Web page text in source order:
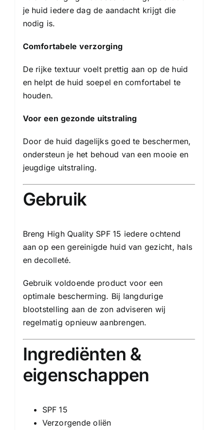
je huid iedere dag de aandacht krijgt die
nodig is.
Comfortabele verzorging
De rijke textuur voelt prettig aan op de huid
en helpt de huid soepel en comfortabel te
houden.
Voor een gezonde uitstraling
Door de huid dagelijks goed te beschermen,
ondersteun je het behoud van een mooie en
jeugdige uitstraling.
Gebruik
Breng High Quality SPF 15 iedere ochtend
aan op een gereinigde huid van gezicht, hals
en decolleté.
Gebruik voldoende product voor een
optimale bescherming. Bij langdurige
blootstelling aan de zon adviseren wij
regelmatig opnieuw aanbrengen.
Ingrediënten &
eigenschappen
SPF 15
Verzorgende oliën